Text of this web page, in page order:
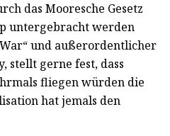
das Mooresche Gesetz
untergebracht werden
und außerordentlicher
stellt gerne fest, dass
fliegen würden die
hat jemals den